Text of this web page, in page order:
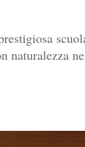
naturalezza